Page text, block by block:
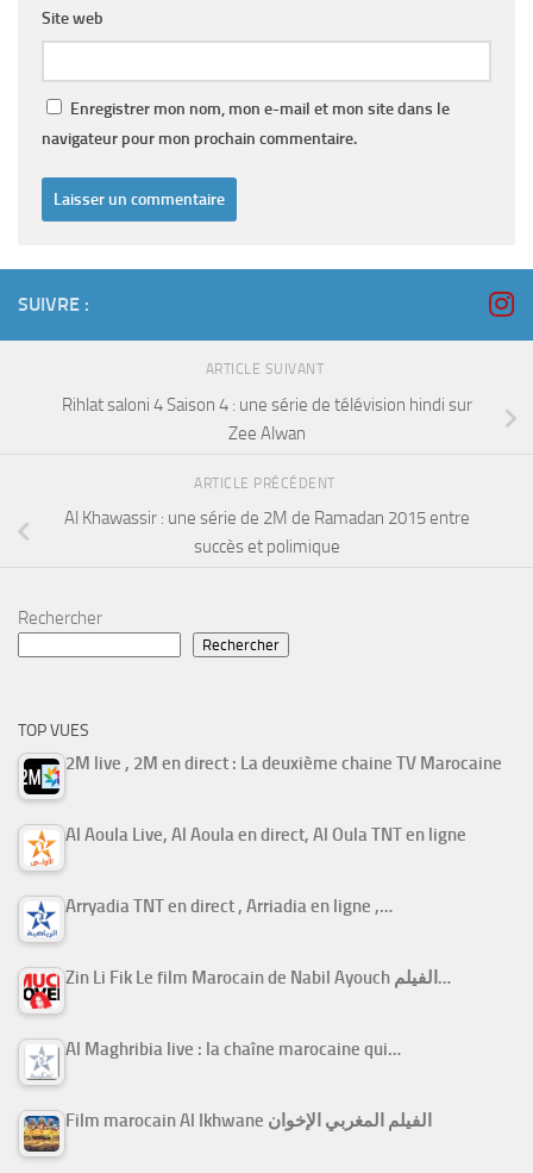
Site web
Enregistrer mon nom, mon e-mail et mon site dans le
navigateur pour mon prochain commentaire.
SUIVRE :
ARTICLE SUIVANT
Rihlat saloni 4 Saison 4 : une série de télévision hindi sur
Zee Alwan
ARTICLE PRÉCÉDENT
Al Khawassir : une série de 2M de Ramadan 2015 entre
succès et polimique
Rechercher
Rechercher
TOP VUES
2M live , 2M en direct : La deuxième chaine TV Marocaine
Al Aoula Live, Al Aoula en direct, Al Oula TNT en ligne
Arryadia TNT en direct , Arriadia en ligne ,…
Zin Li Fik Le film Marocain de Nabil Ayouch الفيلم…
Al Maghribia live : la chaîne marocaine qui…
Film marocain Al Ikhwane الفيلم المغربي الإخوان